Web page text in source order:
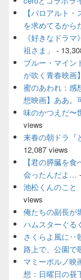
【パロアルト
を求めてるから
《好きなドラ
祖さま」 -
ブルー・マイン
が吹く青春映画】
蜜のあわれ：感
想映画】ああ。
味のかつえだ〜
views
来春の朝ドラ『
12,087 views
【君の膵臓を
会ったんだよ…
池松くんのこと
views
俺たちの副長が
ハムスターぐる
さくらよ風に‥
路上で、公園で
マミーポルノ映
想：日曜日の昼